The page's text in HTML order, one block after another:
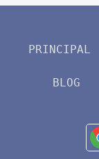
PRINCIPAL
BLOG